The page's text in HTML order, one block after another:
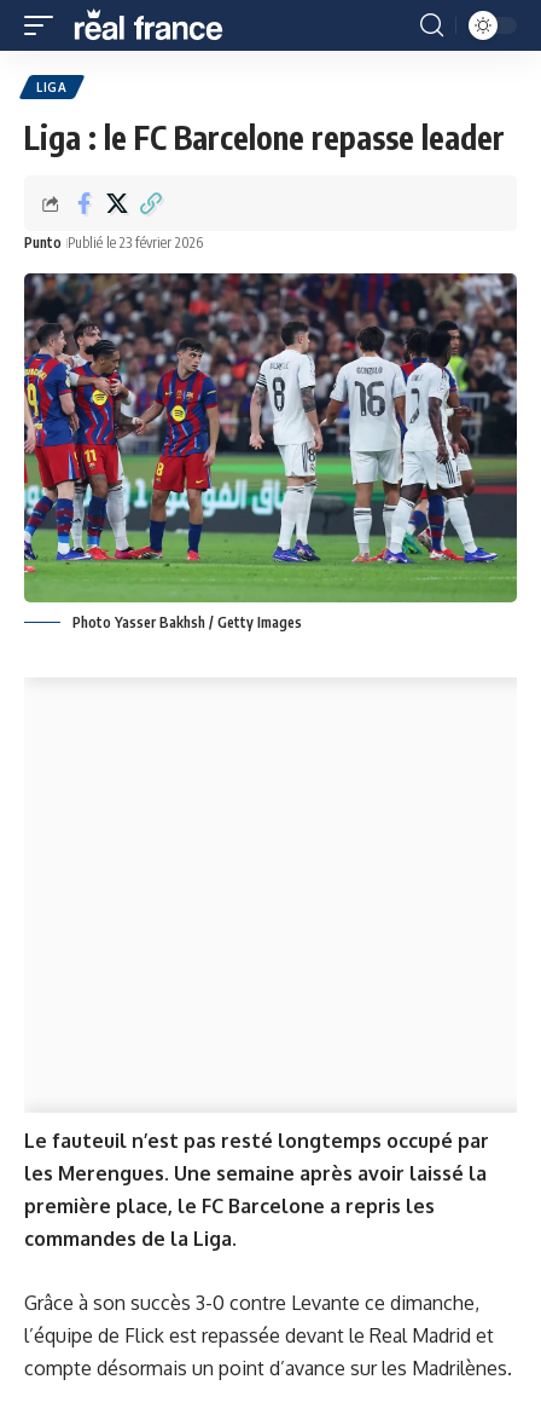
LIGA
Liga : le FC Barcelone repasse leader
Punto Publié le 23 février 2026
Photo Yasser Bakhsh / Getty Images
Le fauteuil n’est pas resté longtemps occupé par
les Merengues. Une semaine après avoir laissé la
première place, le FC Barcelone a repris les
commandes de la Liga.
Grâce à son succès 3-0 contre Levante ce dimanche,
l’équipe de Flick est repassée devant le Real Madrid et
compte désormais un point d’avance sur les Madrilènes.